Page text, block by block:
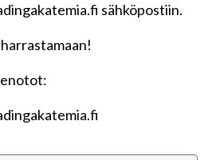
sähköpostiin.